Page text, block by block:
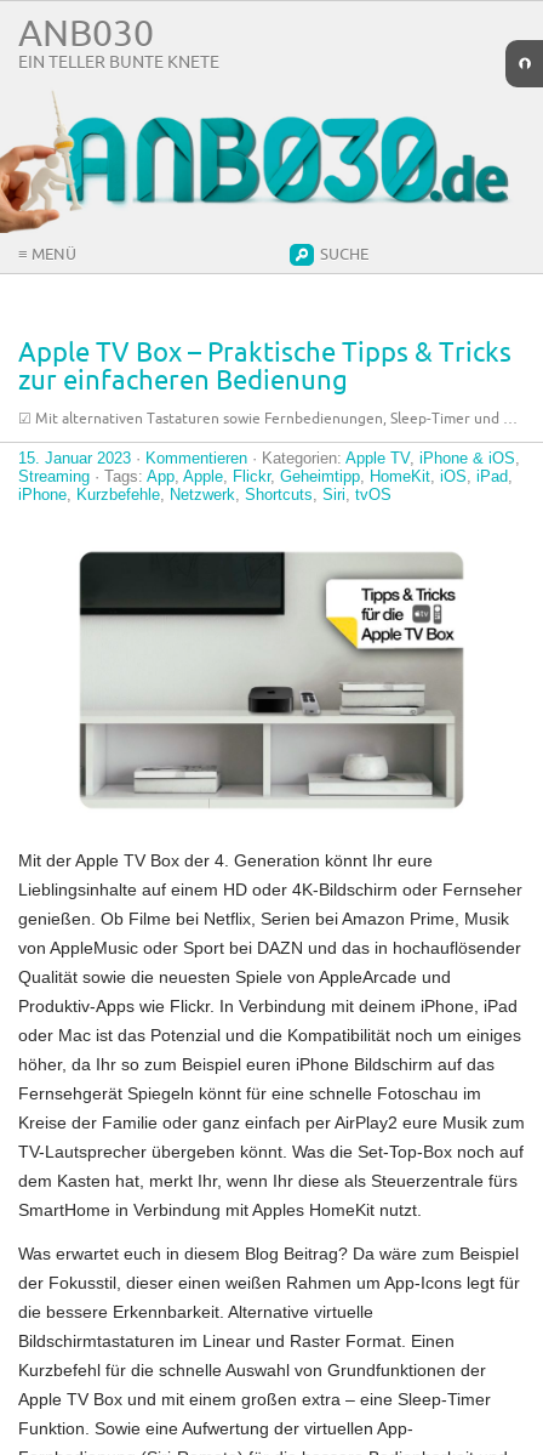
ANB030
EIN TELLER BUNTE KNETE
≡ MENÜ SUCHE
Apple TV Box – Praktische Tipps & Tricks
zur einfacheren Bedienung
☑︎ Mit alternativen Tastaturen sowie Fernbedienungen, Sleep-Timer und …
15. Januar 2023 · Kommentieren · Kategorien: Apple TV, iPhone & iOS
Streaming · Tags: App Apple Flickr, Geheimtipp HomeKit iOS iPad
iPhone
Kurzbefehle Netzwerk Shortcuts Siri tvOS
Mit der Apple TV Box der 4. Generation könnt Ihr eure
Lieblingsinhalte auf einem HD oder 4K-Bildschirm oder Fernseher
genießen. Ob Filme bei Netflix, Serien bei Amazon Prime, Musik
von AppleMusic oder Sport bei DAZN und das in hochauflösender
Qualität sowie die neuesten Spiele von AppleArcade und
Produktiv-Apps wie Flickr. In Verbindung mit deinem iPhone, iPad
oder Mac ist das Potenzial und die Kompatibilität noch um einiges
höher, da Ihr so zum Beispiel euren iPhone Bildschirm auf das
Fernsehgerät Spiegeln könnt für eine schnelle Fotoschau im
Kreise der Familie oder ganz einfach per AirPlay2 eure Musik zum
TV-Lautsprecher übergeben könnt. Was die Set-Top-Box noch auf
dem Kasten hat, merkt Ihr, wenn Ihr diese als Steuerzentrale fürs
SmartHome in Verbindung mit Apples HomeKit nutzt.
Was erwartet euch in diesem Blog Beitrag? Da wäre zum Beispiel
der Fokusstil, dieser einen weißen Rahmen um App-Icons legt für
die bessere Erkennbarkeit. Alternative virtuelle
Bildschirmtastaturen im Linear und Raster Format. Einen
Kurzbefehl für die schnelle Auswahl von Grundfunktionen der
Apple TV Box und mit einem großen extra – eine Sleep-Timer
Funktion. Sowie eine Aufwertung der virtuellen App-
➲